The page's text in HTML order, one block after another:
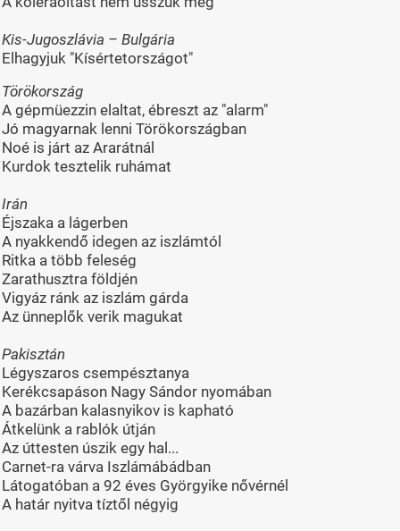
Kis-Jugoszlávia – Bulgária
Elhagyjuk "Kísértetországot"
Törökország
A gépmüezzin elaltat, ébreszt az "alarm"
Jó magyarnak lenni Törökországban
Noé is járt az Ararátnál
Kurdok tesztelik ruhámat
Irán
Éjszaka a lágerben
A nyakkendő idegen az iszlámtól
Ritka a több feleség
Zarathusztra földjén
Vigyáz ránk az iszlám gárda
Az ünneplők verik magukat
Pakisztán
Légyszaros csempésztanya
Kerékcsapáson Nagy Sándor nyomában
A bazárban kalasnyikov is kapható
Átkelünk a rablók útján
Az úttesten úszik egy hal...
Carnet-ra várva Iszlámábádban
Látogatóban a 92 éves Györgyike nővérnél
A határ nyitva tíztől négyig